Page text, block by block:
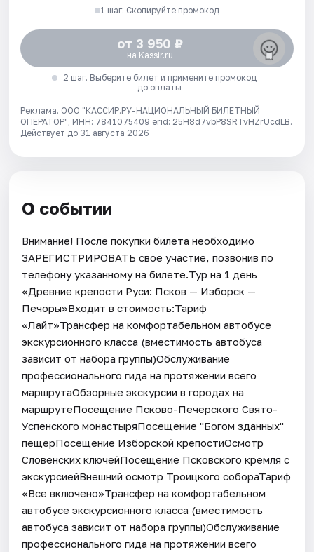
1 шаг. Скопируйте промокод
от 3 950 ₽
на Kassir.ru
2 шаг. Выберите билет и примените промокод
до оплаты
Реклама. ООО "КАССИР.РУ-НАЦИОНАЛЬНЫЙ БИЛЕТНЫЙ
ОПЕРАТОР", ИНН: 7841075409 erid: 25H8d7vbP8SRTvHZrUcdLB.
Действует до 31 августа 2026
О событии
Внимание! После покупки билета необходимо
ЗАРЕГИСТРИРОВАТЬ свое участие, позвонив по
телефону указанному на билете.Тур на 1 день
«Древние крепости Руси: Псков — Изборск —
Печоры»Входит в стоимость:Тариф
«Лайт»Трансфер на комфортабельном автобусе
экскурсионного класса (вместимость автобуса
зависит от набора группы)Обслуживание
профессионального гида на протяжении всего
маршрутаОбзорные экскурсии в городах на
маршрутеПосещение Псково-Печерского Свято-
Успенского монастыряПосещение "Богом зданных"
пещерПосещение Изборской крепостиОсмотр
Словенских ключейПосещение Псковского кремля с
экскурсиейВнешний осмотр Троицкого собораТариф
«Все включено»Трансфер на комфортабельном
автобусе экскурсионного класса (вместимость
автобуса зависит от набора группы)Обслуживание
профессионального гида на протяжении всего